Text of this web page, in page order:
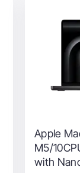
Apple
Max/
(MU963)